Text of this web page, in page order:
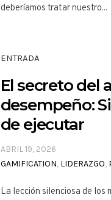
deberíamos tratar nuestro...
ENTRADA
El secreto del
desempeño:
de ejecutar
ABRIL 19, 2026
GAMIFICATION, LIDERAZGO,
La lección silenciosa de los